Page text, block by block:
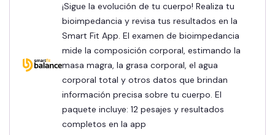
¡Sigue la evolución de tu cuerpo! Realiza tu
bioimpedancia y revisa tus resultados en la
Smart Fit App. El examen de bioimpedancia
mide la composición corporal, estimando la
masa magra, la grasa corporal, el agua
corporal total y otros datos que brindan
información precisa sobre tu cuerpo. El
paquete incluye: 12 pesajes y resultados
completos en la app